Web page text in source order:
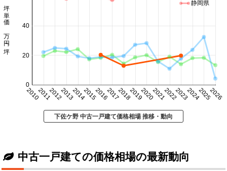
20102011201220132014201520162017201820192020202120222023202420252026
0
20
40
坪単価 万円/坪
静岡県
下佐ケ野 中古一戸建て価格相場 推移・動向
中古一戸建ての価格相場の最新動向